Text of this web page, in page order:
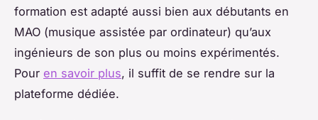
formation est adapté aussi bien aux débutants en
MAO (musique assistée par ordinateur) qu’aux
ingénieurs de son plus ou moins expérimentés.
Pour en savoir plus, il suffit de se rendre sur la
plateforme dédiée.